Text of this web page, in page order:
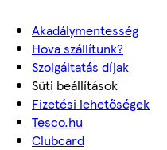
Akadálymentesség
Hova szállítunk?
Szolgáltatás díjak
Süti beállítások
Fizetési lehetőségek
Tesco.hu
Clubcard